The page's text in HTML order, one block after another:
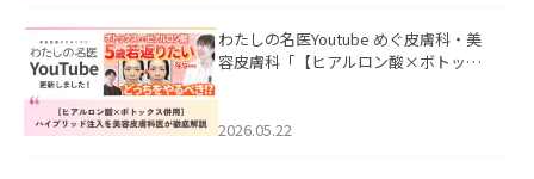
わたしの名医Youtube めぐ皮膚科・美
容皮膚科「【ヒアルロン酸×ボトック
た。
2026.05.22